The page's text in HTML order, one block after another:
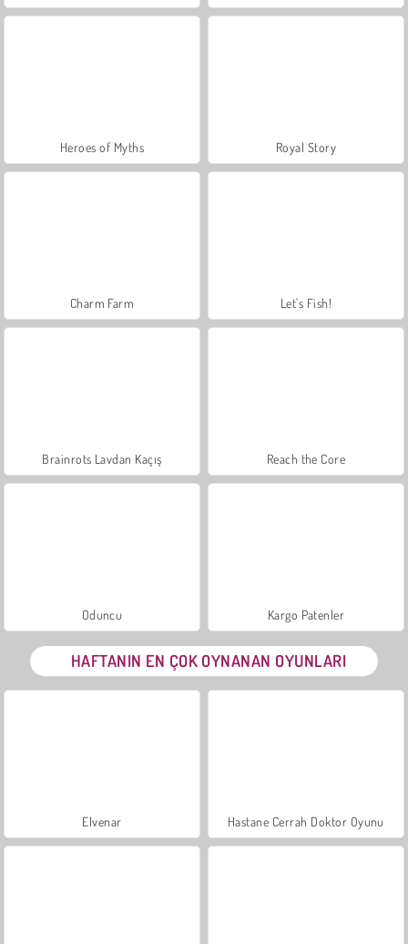
Heroes of Myths Royal Story
Charm Farm Let's Fish!
Brainrots Lavdan Kaçış Reach the Core
Oduncu Kargo Patenler
HAFTANIN EN ÇOK OYNANAN OYUNLARI
Elvenar Hastane Cerrah Doktor Oyunu